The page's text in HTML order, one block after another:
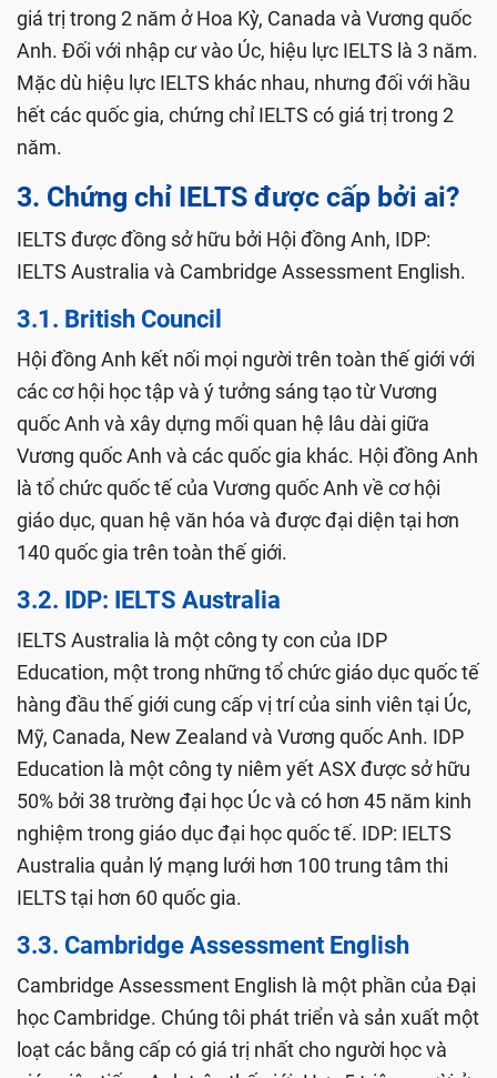
giá trị trong 2 năm ở Hoa Kỳ, Canada và Vương quốc
Anh. Đối với nhập cư vào Úc, hiệu lực IELTS là 3 năm.
Mặc dù hiệu lực IELTS khác nhau, nhưng đối với hầu
hết các quốc gia, chứng chỉ IELTS có giá trị trong 2
năm.
3. Chứng chỉ IELTS được cấp bởi ai?
IELTS được đồng sở hữu bởi Hội đồng Anh, IDP:
IELTS Australia và Cambridge Assessment English.
3.1. British Council
Hội đồng Anh kết nối mọi người trên toàn thế giới với
các cơ hội học tập và ý tưởng sáng tạo từ Vương
quốc Anh và xây dựng mối quan hệ lâu dài giữa
Vương quốc Anh và các quốc gia khác. Hội đồng Anh
là tổ chức quốc tế của Vương quốc Anh về cơ hội
giáo dục, quan hệ văn hóa và được đại diện tại hơn
140 quốc gia trên toàn thế giới.
3.2. IDP: IELTS Australia
IELTS Australia là một công ty con của IDP
Education, một trong những tổ chức giáo dục quốc tế
hàng đầu thế giới cung cấp vị trí của sinh viên tại Úc,
Mỹ, Canada, New Zealand và Vương quốc Anh. IDP
Education là một công ty niêm yết ASX được sở hữu
50% bởi 38 trường đại học Úc và có hơn 45 năm kinh
nghiệm trong giáo dục đại học quốc tế. IDP: IELTS
Australia quản lý mạng lưới hơn 100 trung tâm thi
IELTS tại hơn 60 quốc gia.
3.3. Cambridge Assessment English
Cambridge Assessment English là một phần của Đại
học Cambridge. Chúng tôi phát triển và sản xuất một
loạt các bằng cấp có giá trị nhất cho người học và